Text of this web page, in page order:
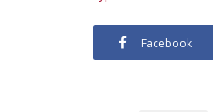
Facebook